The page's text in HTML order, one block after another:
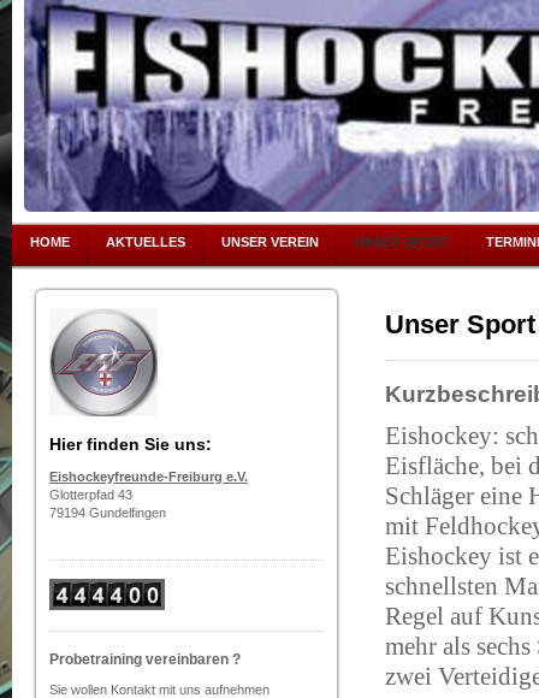
HOME AKTUELLES UNSER VEREIN UNSER SPORT
Hier finden Sie uns:
Eishockeyfreunde-Freiburg e.V.
Glotterpfad 43
79194 Gundelfingen
Probetraining vereinbaren ?
Sie wollen Kontakt mit uns aufnehmen
Unser Sport
Eishockey:
Eisfläche, bei
Schläger eine
mit
Eishockey ist
schnellsten
Regel auf
mehr als
zwei